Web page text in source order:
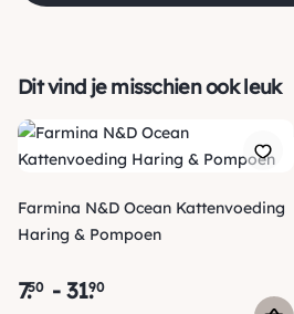
Dit vind je misschien ook leuk
Farmina N&D Ocean Kattenvoeding
Haring & Pompoen
7.50 - 31.90